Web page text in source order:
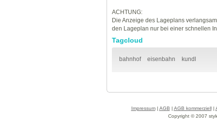
ACHTUNG:
Die Anzeige des Lageplans
den Lageplan nur bei einer schnellen
Tagcloud
bahnhof eisenbahn kundl
Impressum| AGB | AGB kommerziell|
Copyright © 2007